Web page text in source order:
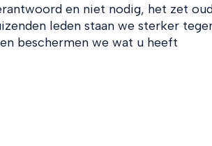
en niet nodig, het zet
leden staan we sterker
beschermen we wat u heeft